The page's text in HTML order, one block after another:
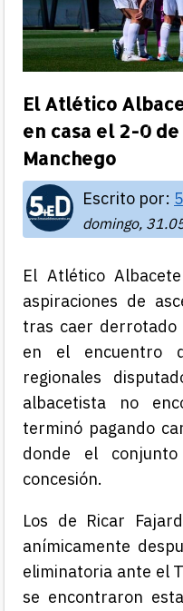
El Atlético
en casa el 2-0
Manchego
Escrito por:
domingo,
El Atlético
aspiraciones de
tras caer
en el encuentro
regionales
albacetista no
terminó pagando
donde el
concesión.
Los de Ricar
anímicamente
eliminatoria ante el
se encontraron